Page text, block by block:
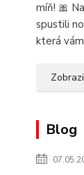
míň! 🎀
spustili
která
Blog